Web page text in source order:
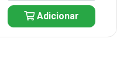
Adicionar